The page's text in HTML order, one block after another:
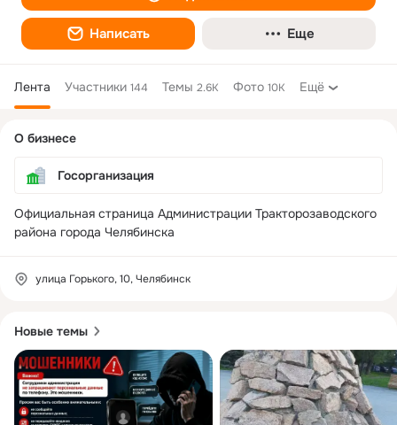
Написать Еще
Лента Участники 144 Темы 2.6K Фото 10K Ещё
Новые темы
колонка
О бизнесе
Госорганизация
Официальная страница Администрации Тракторозаводского
района города Челябинска
улица Горького, 10, Челябинск